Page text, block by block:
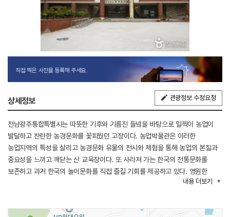
직접 찍은 사진을 등록해 주세요.
상세정보 관광정보 수정요청
전남광주통합특별시는 따뜻한 기후와 기름진 들녘을 바탕으로 일찍이 농업이
발달하고 찬란한 농경문화를 꽃피웠던 고장이다. 농업박물관은 이러한
농업지역의 특성을 살리고 농경문화 유물의 전시와 체험을 통해 농업의 본질과
중요성을 느끼고 깨닫는 산 교육장이다. 또 사라져 가는 한국의 전통문화를
보존하고 과거 한국의 놀이문화를 직접 즐길 기회를 제공하고 있다. 영원한
인류의 생명 창고 농업이란 주제로 농경 역사실, 농경사계실, 공동체문화실로
전남광주통합특별시민의 전통 생활상과 민속 문화를 살펴볼 수 있는
내용 더보기